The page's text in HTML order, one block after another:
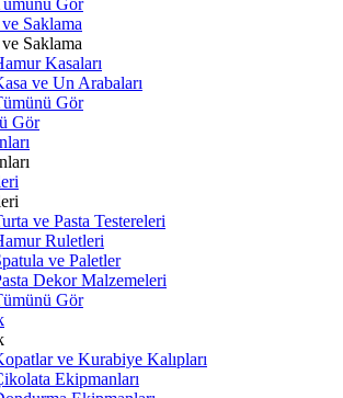
Gör
ve Saklama
ve Saklama
Kasaları
ve Un Arabaları
Gör
Gör
ve Pasta Testereleri
Ruletleri
ve Paletler
Dekor Malzemeleri
Gör
ve Kurabiye Kalıpları
Ekipmanları